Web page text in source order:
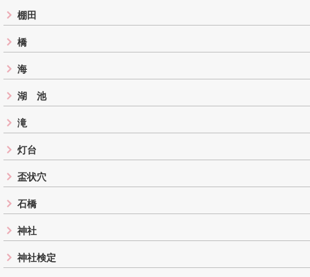
棚田
橋
海
湖 池
滝
灯台
盃状穴
石橋
神社
神社検定